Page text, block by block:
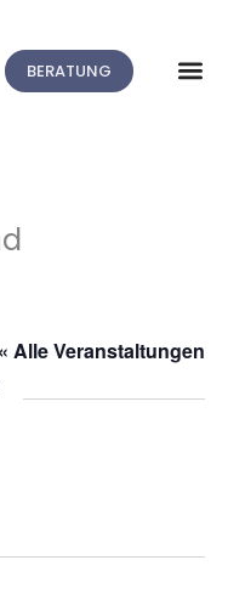
BERATUNG
« Alle Veranstaltungen